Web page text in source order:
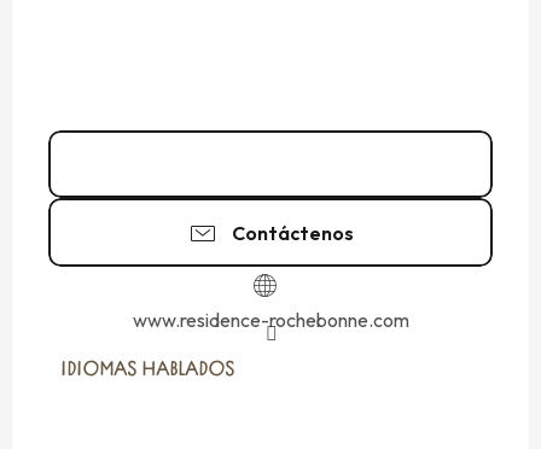
Contáctenos
www.residence-rochebonne.com
IDIOMAS HABLADOS
IDIOMAS HABLADOS